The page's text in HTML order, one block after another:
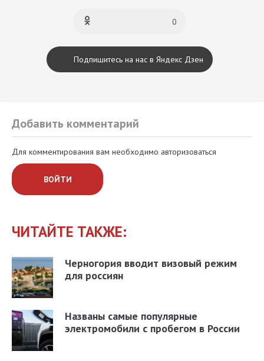
0
Подпишитесь на нас в Яндекс Дзен
Добавить комментарий
Для комментирования вам необходимо авторизоваться
ВОЙТИ
ЧИТАЙТЕ ТАКЖЕ:
Черногория вводит визовый режим
для россиян
Названы самые популярные
электромобили с пробегом в России